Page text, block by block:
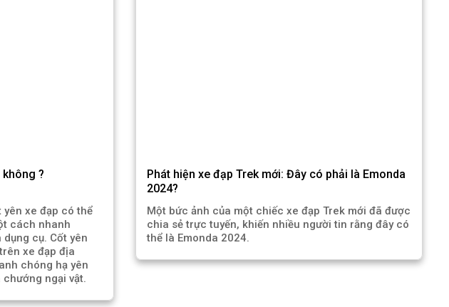
?
yên xe đạp có thể
cách nhanh
cụ. Cốt yên
xe đạp địa
chóng hạ yên
ngại vật.
Phát hiện xe đạp Trek mới: Đây có phải là Emonda
2024?
Một bức ảnh của một chiếc xe đạp Trek mới đã được
chia sẻ trực tuyến, khiến nhiều người tin rằng đây có
thể là Emonda 2024.